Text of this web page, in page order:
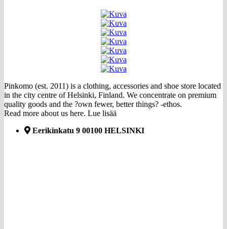
Pinkomo (est. 2011) is a clothing, accessories and shoe store located
in the city centre of Helsinki, Finland. We concentrate on premium
quality goods and the ?own fewer, better things? -ethos.
Read more about us here. Lue lisää
Eerikinkatu 9 00100 HELSINKI